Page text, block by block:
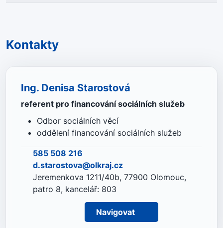
Kontakty
Ing. Denisa Starostová
referent pro financování sociálních služeb
Odbor sociálních věcí
oddělení financování sociálních služeb
585 508 216
d.starostova@olkraj.cz
Jeremenkova 1211/40b, 77900 Olomouc,
patro 8, kancelář: 803
Navigovat